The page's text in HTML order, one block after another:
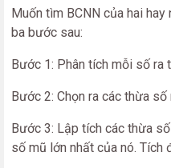
Muốn tìm BCNN của hai
ba bước sau:
Bước 1: Phân tích mỗi số ra
Bước 2: Chọn ra các thừa
Bước 3: Lập tích các thừa
số mũ lớn nhất của nó. Tích